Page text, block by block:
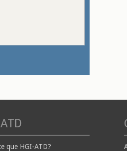
que HGI-ATD?